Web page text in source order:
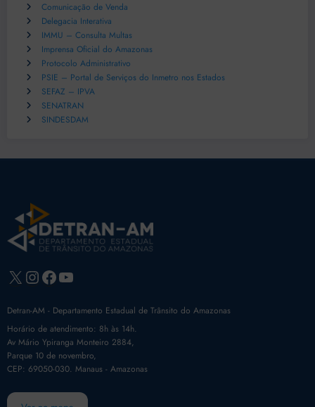
Comunicação de Venda
Delegacia Interativa
IMMU – Consulta Multas
Imprensa Oficial do Amazonas
Protocolo Administrativo
PSIE – Portal de Serviços do Inmetro nos Estados
SEFAZ – IPVA
SENATRAN
SINDESDAM
X Instagram
Facebook
Youtube
Detran-AM - Departamento Estadual de Trânsito do Amazonas
Horário de atendimento: 8h às 14h.
Av Mário Ypiranga Monteiro 2884,
Parque 10 de novembro,
CEP: 69050-030. Manaus - Amazonas